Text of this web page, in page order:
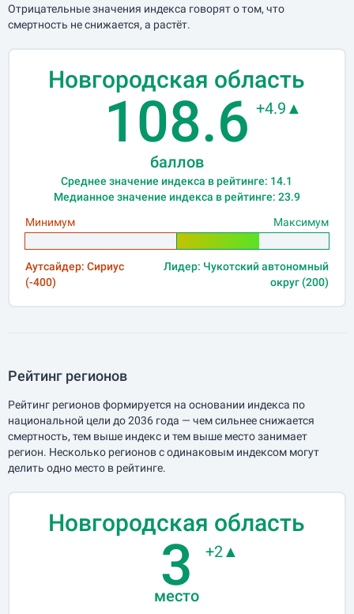
Отрицательные значения индекса говорят о том, что
смертность не снижается, а растёт.
Новгородская область
108.6
баллов
+4.9▲
Среднее значение индекса в рейтинге: 14.1
Медианное значение индекса в рейтинге: 23.9
Минимум
Максимум
Аутсайдер: Сириус
(-400)
Лидер: Чукотский автономный
округ (200)
Рейтинг регионов
Рейтинг регионов формируется на основании индекса по
национальной цели до 2036 года — чем сильнее снижается
смертность, тем выше индекс и тем выше место занимает
регион. Несколько регионов с одинаковым индексом могут
делить одно место в рейтинге.
Новгородская область
3
место
+2▲